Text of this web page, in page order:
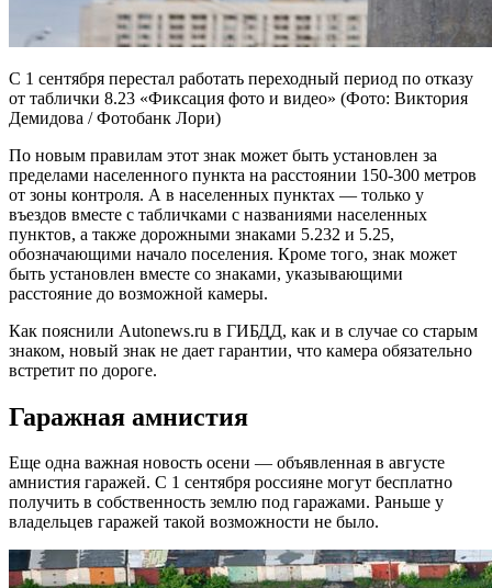
С 1 сентября перестал работать переходный период по отказу
от таблички 8.23 ​​«Фиксация фото и видео» (Фото: Виктория
Демидова / Фотобанк Лори)
По новым правилам этот знак может быть установлен за
пределами населенного пункта на расстоянии 150-300 метров
от зоны контроля. А в населенных пунктах — только у
въездов вместе с табличками с названиями населенных
пунктов, а также дорожными знаками 5.232 и 5.25,
обозначающими начало поселения. Кроме того, знак может
быть установлен вместе со знаками, указывающими
расстояние до возможной камеры.
Как пояснили Autonews.ru в ГИБДД, как и в случае со старым
знаком, новый знак не дает гарантии, что камера обязательно
встретит по дороге.
Гаражная амнистия
Еще одна важная новость осени — объявленная в августе
амнистия гаражей. С 1 сентября россияне могут бесплатно
получить в собственность землю под гаражами. Раньше у
владельцев гаражей такой возможности не было.